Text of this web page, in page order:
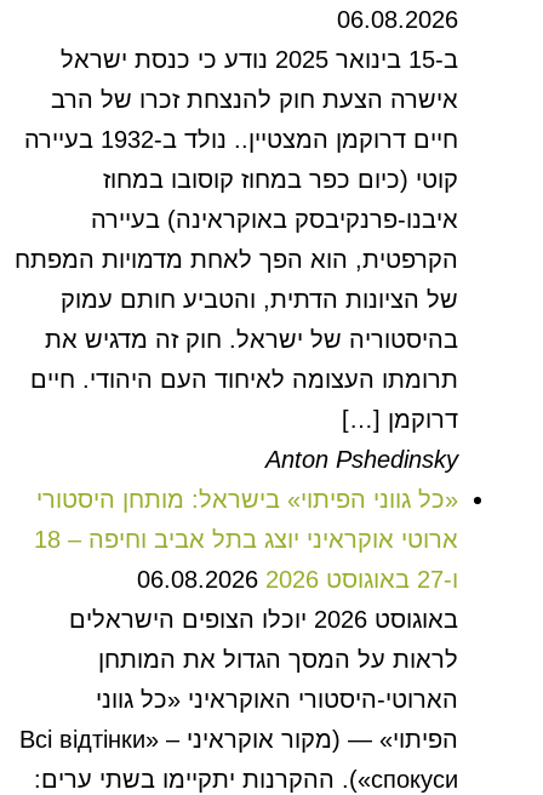
06.08.2026
ב-15 בינואר 2025 נודע כי כנסת ישראל
אישרה הצעת חוק להנצחת זכרו של הרב
חיים דרוקמן המצטיין.. נולד ב-1932 בעיירה
קוטי (כיום כפר במחוז קוסובו במחוז
איבנו-פרנקיבסק באוקראינה) בעיירה
הקרפטית, הוא הפך לאחת מדמויות המפתח
של הציונות הדתית, והטביע חותם עמוק
בהיסטוריה של ישראל. חוק זה מדגיש את
תרומתו העצומה לאיחוד העם היהודי. חיים
דרוקמן […]
Anton Pshedinsky
«כל גווני הפיתוי» בישראל: מותחן היסטורי
ארוטי אוקראיני יוצג בתל אביב וחיפה – 18
ו-27 באוגוסט 2026
06.08.2026
באוגוסט 2026 יוכלו הצופים הישראלים
לראות על המסך הגדול את המותחן
הארוטי-היסטורי האוקראיני «כל גווני
הפיתוי» — (מקור אוקראיני – «Всі відтінки
спокуси»). ההקרנות יתקיימו בשתי ערים: